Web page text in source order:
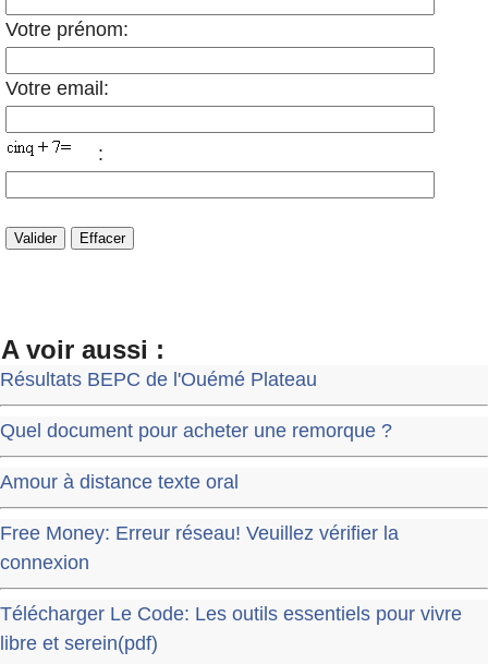
Votre prénom:
Votre email:
:
A voir aussi :
Résultats BEPC de l'Ouémé Plateau
Quel document pour acheter une remorque ?
Amour à distance texte oral
Free Money: Erreur réseau! Veuillez vérifier la
connexion
Télécharger Le Code: Les outils essentiels pour vivre
libre et serein(pdf)